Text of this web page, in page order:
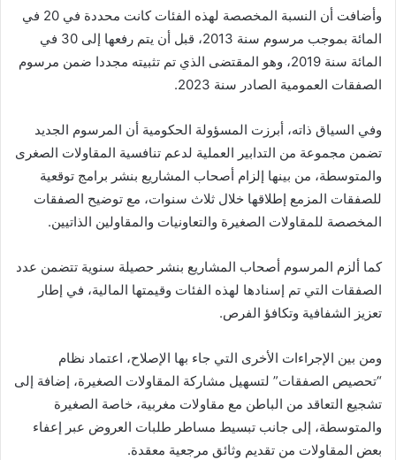
وأضافت أن النسبة المخصصة لهذه الفئات كانت محددة في 20 في
المائة بموجب مرسوم سنة 2013، قبل أن يتم رفعها إلى 30 في
المائة سنة 2019، وهو المقتضى الذي تم تثبيته مجددا ضمن مرسوم
الصفقات العمومية الصادر سنة 2023.
وفي السياق ذاته، أبرزت المسؤولة الحكومية أن المرسوم الجديد
تضمن مجموعة من التدابير العملية لدعم تنافسية المقاولات الصغرى
والمتوسطة، من بينها إلزام أصحاب المشاريع بنشر برامج توقعية
للصفقات المزمع إطلاقها خلال ثلاث سنوات، مع توضيح الصفقات
المخصصة للمقاولات الصغيرة والتعاونيات والمقاولين الذاتيين.
كما ألزم المرسوم أصحاب المشاريع بنشر حصيلة سنوية تتضمن عدد
الصفقات التي تم إسنادها لهذه الفئات وقيمتها المالية، في إطار
تعزيز الشفافية وتكافؤ الفرص.
ومن بين الإجراءات الأخرى التي جاء بها الإصلاح، اعتماد نظام
“تحصيص الصفقات” لتسهيل مشاركة المقاولات الصغيرة، إضافة إلى
تشجيع التعاقد من الباطن مع مقاولات مغربية، خاصة الصغيرة
والمتوسطة، إلى جانب تبسيط مساطر طلبات العروض عبر إعفاء
بعض المقاولات من تقديم وثائق مرجعية معقدة.